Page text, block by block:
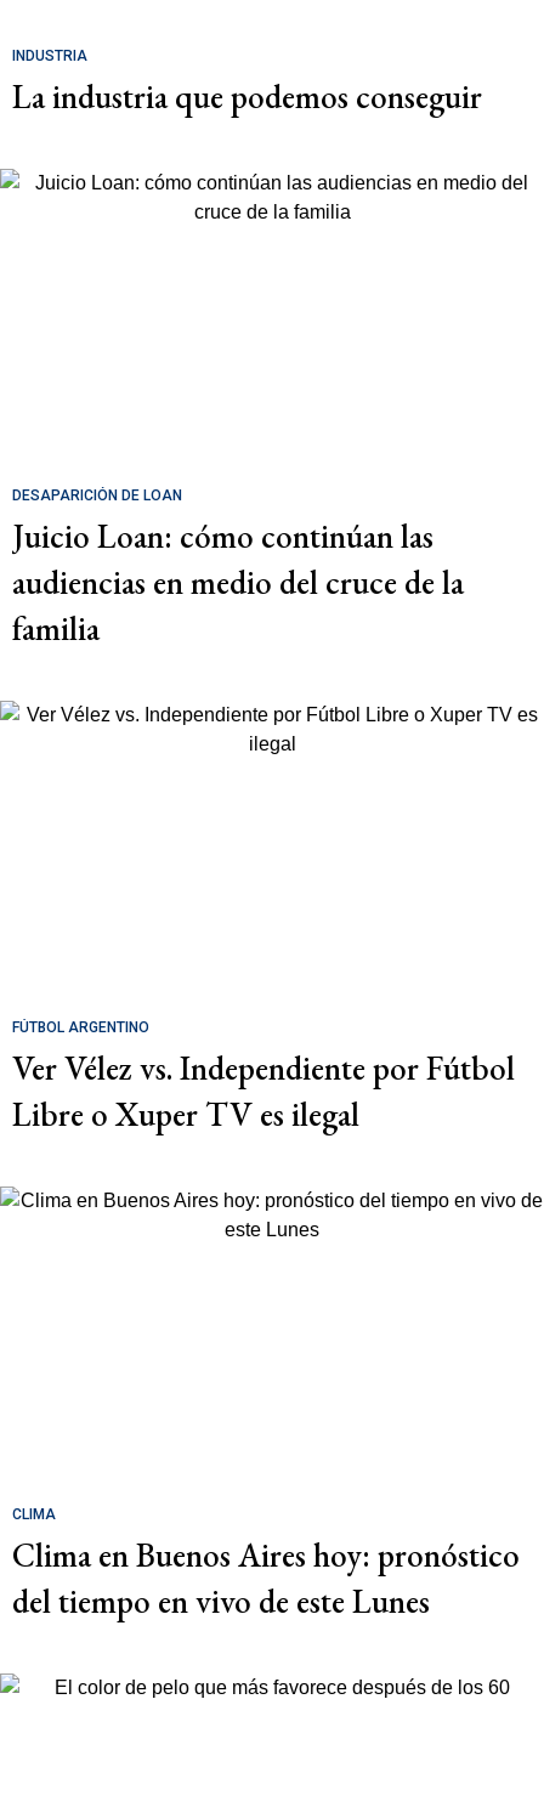
INDUSTRIA
La industria que podemos conseguir
DESAPARICIÓN DE LOAN
Juicio Loan: cómo continúan las
audiencias en medio del cruce de la
familia
FÚTBOL ARGENTINO
Ver Vélez vs. Independiente por Fútbol
Libre o Xuper TV es ilegal
CLIMA
Clima en Buenos Aires hoy: pronóstico
del tiempo en vivo de este Lunes